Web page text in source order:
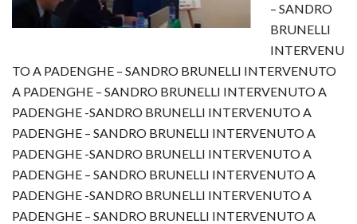
– SANDRO
BRUNELLI
INTERVENU
TO A PADENGHE – SANDRO BRUNELLI INTERVENUTO
A PADENGHE – SANDRO BRUNELLI INTERVENUTO A
PADENGHE -SANDRO BRUNELLI INTERVENUTO A
PADENGHE – SANDRO BRUNELLI INTERVENUTO A
PADENGHE -SANDRO BRUNELLI INTERVENUTO A
PADENGHE – SANDRO BRUNELLI INTERVENUTO A
PADENGHE -SANDRO BRUNELLI INTERVENUTO A
PADENGHE – SANDRO BRUNELLI INTERVENUTO A